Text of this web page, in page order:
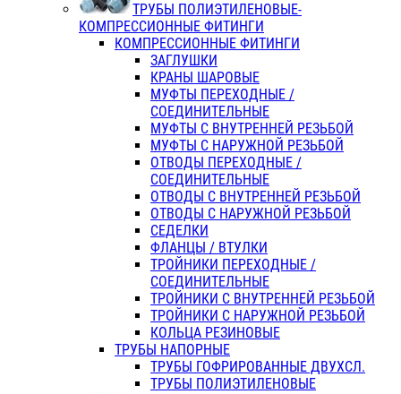
ТРУБЫ ПОЛИЭТИЛЕНОВЫЕ-
КОМПРЕССИОННЫЕ ФИТИНГИ
КОМПРЕССИОННЫЕ ФИТИНГИ
ЗАГЛУШКИ
КРАНЫ ШАРОВЫЕ
МУФТЫ ПЕРЕХОДНЫЕ /
СОЕДИНИТЕЛЬНЫЕ
МУФТЫ С ВНУТРЕННЕЙ РЕЗЬБОЙ
МУФТЫ С НАРУЖНОЙ РЕЗЬБОЙ
ОТВОДЫ ПЕРЕХОДНЫЕ /
СОЕДИНИТЕЛЬНЫЕ
ОТВОДЫ С ВНУТРЕННЕЙ РЕЗЬБОЙ
ОТВОДЫ С НАРУЖНОЙ РЕЗЬБОЙ
СЕДЕЛКИ
ФЛАНЦЫ / ВТУЛКИ
ТРОЙНИКИ ПЕРЕХОДНЫЕ /
СОЕДИНИТЕЛЬНЫЕ
ТРОЙНИКИ С ВНУТРЕННЕЙ РЕЗЬБОЙ
ТРОЙНИКИ С НАРУЖНОЙ РЕЗЬБОЙ
КОЛЬЦА РЕЗИНОВЫЕ
ТРУБЫ НАПОРНЫЕ
ТРУБЫ ГОФРИРОВАННЫЕ ДВУХСЛ.
ТРУБЫ ПОЛИЭТИЛЕНОВЫЕ